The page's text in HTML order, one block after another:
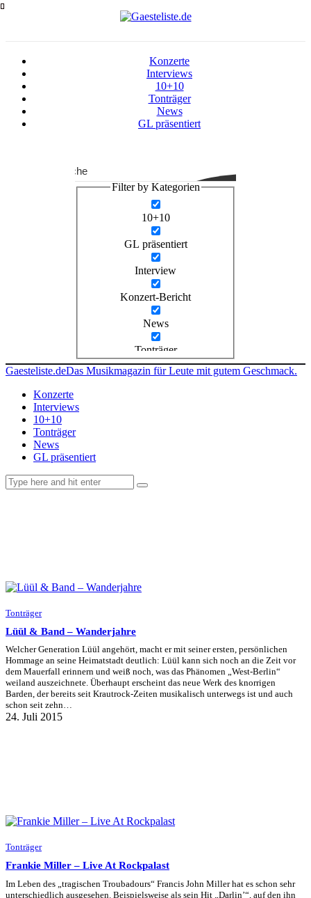
Konzerte
Interviews
10+10
Tonträger
News
GL präsentiert
Suche
Filter by Kategorien
10+10
GL präsentiert
Interview
Konzert-Bericht
News
Tonträger
Gaesteliste.deDas Musikmagazin für Leute mit gutem Geschmack.
Konzerte
Interviews
10+10
Tonträger
News
GL präsentiert
Tonträger
Lüül & Band – Wanderjahre
Welcher Generation Lüül angehört, macht er mit seiner ersten, persönlichen
Hommage an seine Heimatstadt deutlich: Lüül kann sich noch an die Zeit vor
dem Mauerfall erinnern und weiß noch, was das Phänomen „West-Berlin“
weiland auszeichnete. Überhaupt erscheint das neue Werk des knorrigen
Barden, der bereits seit Krautrock-Zeiten musikalisch unterwegs ist und auch
schon seit zehn…
24. Juli 2015
Tonträger
Frankie Miller – Live At Rockpalast
Im Leben des „tragischen Troubadours“ Francis John Miller hat es schon sehr
unterschiedlich ausgesehen. Beispielsweise als sein Hit „Darlin’“, auf den ihn